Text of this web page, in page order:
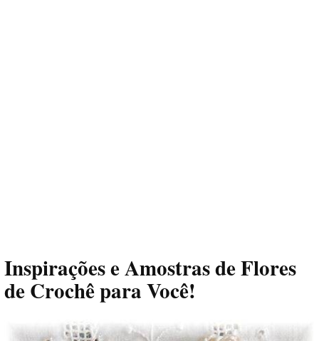
Inspirações e Amostras de Flores
de Crochê para Você!